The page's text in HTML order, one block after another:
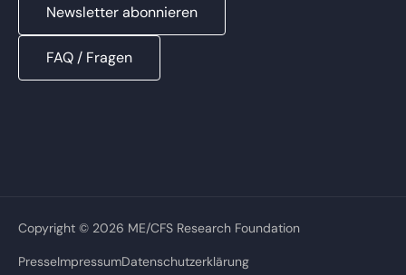
Newsletter abonnieren
FAQ / Fragen
Copyright © 2026 ME/CFS Research Foundation
PresseImpressumDatenschutzerklärung